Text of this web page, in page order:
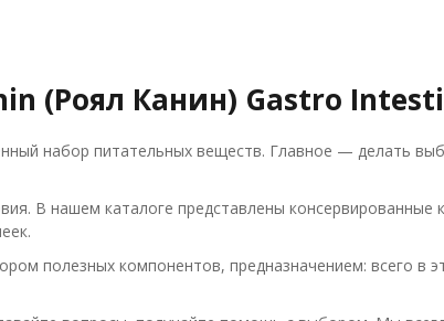
(Роял Канин) Gastro
набор питательных веществ. Главное — делать
В нашем каталоге представлены консервированные
полезных компонентов, предназначением: всего в